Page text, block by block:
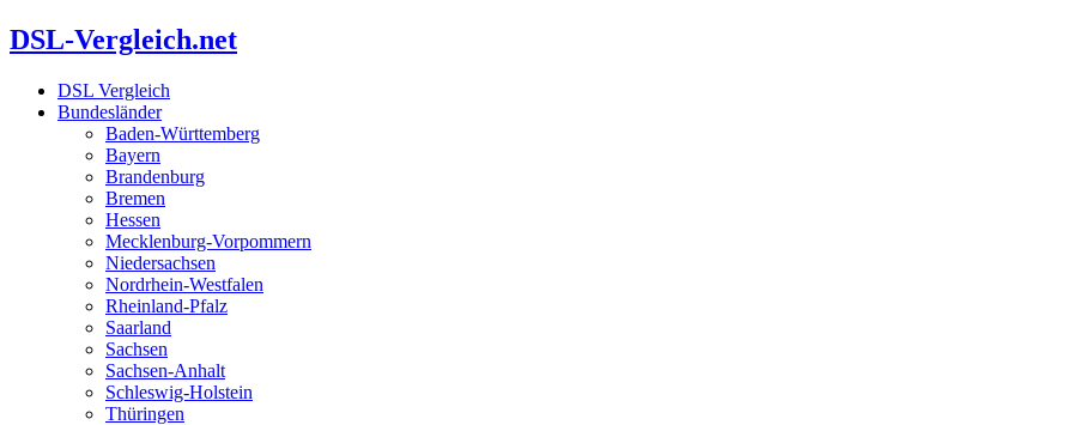
Zum
Inhalt
DSL-Vergleich.net
DSL Vergleich
Bundesländer
Baden-Württemberg
Bayern
Brandenburg
Bremen
Hessen
Mecklenburg-Vorpommern
Niedersachsen
Nordrhein-Westfalen
Rheinland-Pfalz
Saarland
Sachsen
Sachsen-Anhalt
Schleswig-Holstein
Thüringen